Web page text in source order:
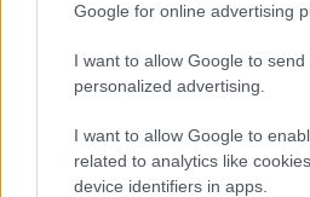
Google for online advertising
I want to allow Google to send
personalized advertising.
I want to allow Google to
related to analytics like
device identifiers in apps.
Jönnek az égésgátló